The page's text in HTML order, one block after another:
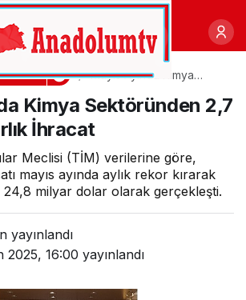
Mayıs Ayında Kimya
Dolarlık İhracat
Kimya Sektöründen 2,7
İhracat
Meclisi (TİM) verilerine göre,
mayıs ayında aylık rekor kırarak
24,8 milyar dolar olarak gerçekleşti.
yayınlandı
2025, 16:00 yayınlandı
kadar,
çıkın”
Paylaş